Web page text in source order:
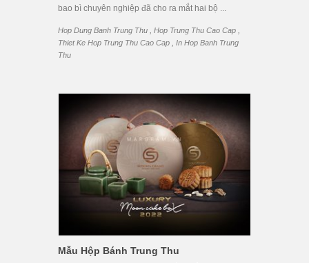
bao bì chuyên nghiệp đã cho ra mắt hai bộ ...
Hop Dung Banh Trung Thu , Hop Trung Thu Cao Cap ,
Thiet Ke Hop Trung Thu Cao Cap , In Hop Banh Trung
Thu
Mẫu Hộp Bánh Trung Thu